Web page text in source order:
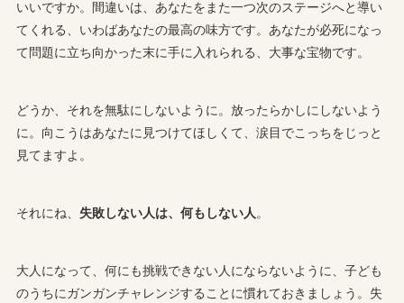
いいですか。間違いは、あなたをまた一つ次のステージへと導い
てくれる、いわばあなたの最高の味方です。あなたが必死になっ
て問題に立ち向かった末に手に入れられる、大事な宝物です。
どうか、それを無駄にしないように。放ったらかしにしないよう
に。向こうはあなたに見つけてほしくて、涙目でこっちをじっと
見てますよ。
それにね、 失敗しない人は、何もしない人。
大人になって、何にも挑戦できない人にならないように、子ども
のうちにガンガンチャレンジすることに慣れておきましょう。失